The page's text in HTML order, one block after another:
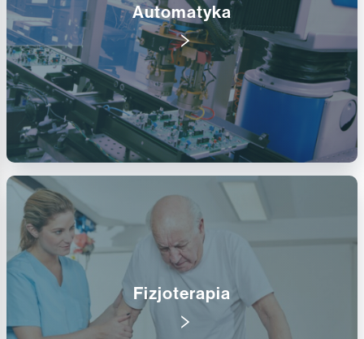
Automatyka
Fizjoterapia